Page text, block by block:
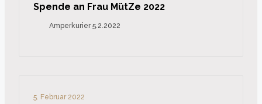
Spende an Frau MütZe 2022
Amperkurier 5.2.2022
5. Februar 2022